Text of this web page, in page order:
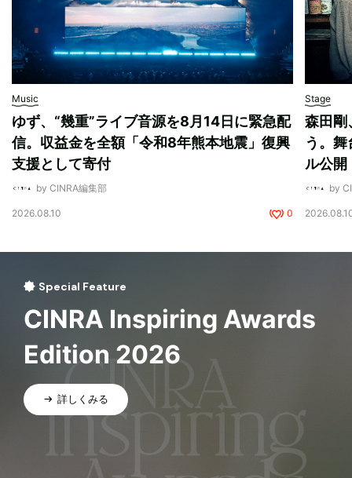
Music
ゆず、“幾重”ライブ音源を8月14日に緊急配
信。収益金を全額「令和8年熊本地震」復興
支援として寄付
by CINRA編集部
2026.08.10 0
Stage
森田剛
う。
ル公開
by
Special Feature
CINRA Inspiring Awards
Edition 2026
詳しくみる